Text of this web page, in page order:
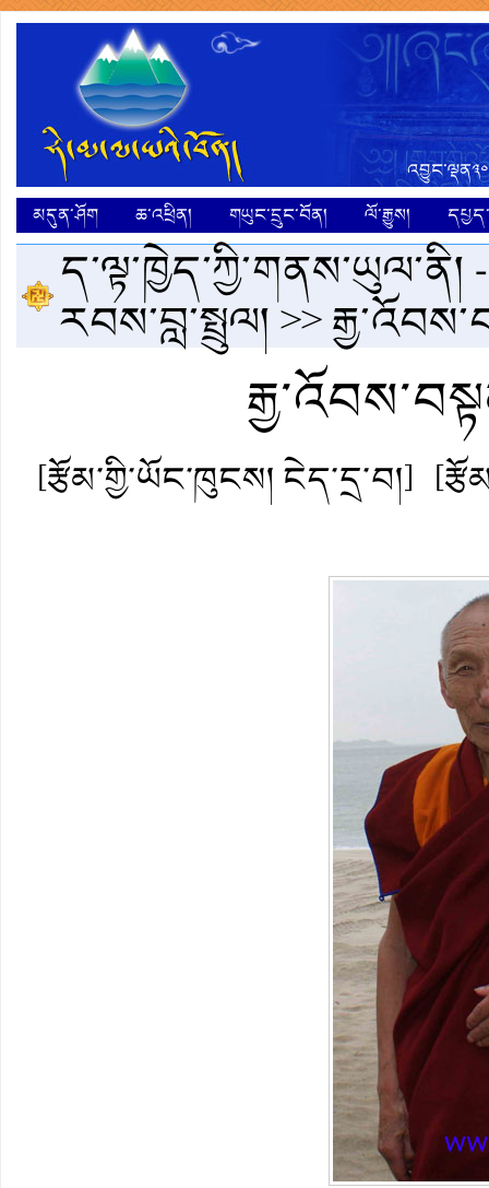
མདུན་ཤོག
ཆ་འཕྲིན། གཡུང་དྲུང་བོན། ལོ་རྒྱུས།
ད་ལྟ་ཁྱེད་ཀྱི་གནས་ཡུལ་ནི།
རབས་བླ་སྤྲུལ།>>
[རྩོམ་གྱི་ཡོང་ཁུངས། ངེད་དྲ་བ།]